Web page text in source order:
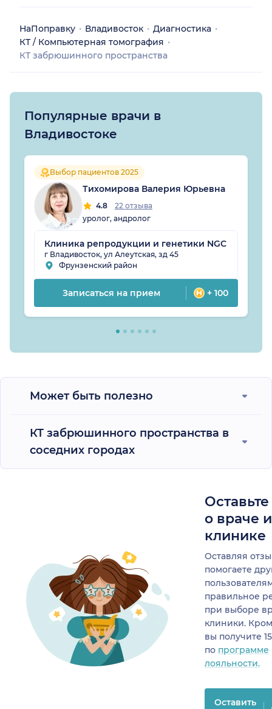
НаПоправку Владивосток
Диагностика
КТ / Компьютерная томография
КТ забрюшинного пространства
Популярные врачи в
Владивостоке
Выбор пациентов 2025
Тихомирова Валерия Юрьевна
4.8
22 отзыва
уролог, андролог
Клиника репродукции и генетики NGC
г Владивосток, ул Алеутская, зд 45
Фрунзенский район
Записаться на прием + 100
Может быть полезно
КТ забрюшинного пространства в
соседних городах
о враче
клинике
Оставляя
помогаете
правильное
при выборе
клиники.
вы получите
по программе
лояльности.
Оставить